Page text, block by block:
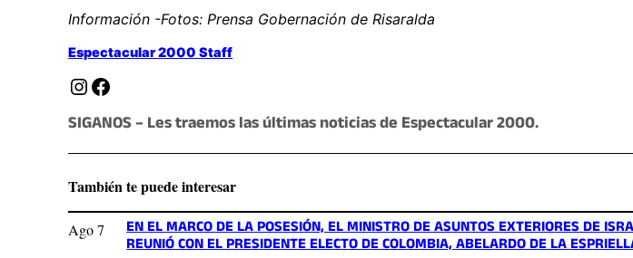
Información -Fotos: Prensa Gobernación de Risaralda
Espectacular 2000 Staff
Instagram Facebook
SIGANOS – Les traemos las últimas noticias de Espectacular 2000.
También te puede interesar
Ago 7 EN EL MARCO DE LA POSESIÓN, EL MINISTRO DE ASUNTOS EXTERIORES DE
REUNIÓ CON EL PRESIDENTE ELECTO DE COLOMBIA, ABELARDO DE LA